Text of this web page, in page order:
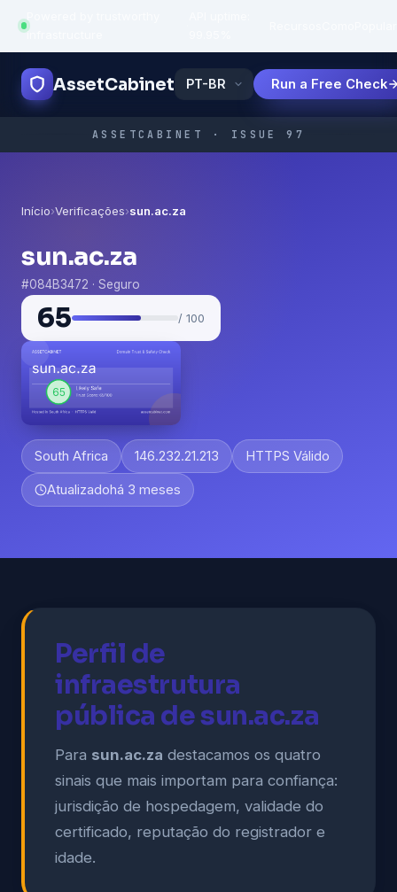
infrastructure
AssetCabinet Run a Free Check
ASSETCABINET · ISSUE 97
Início›Verificações›sun.ac.za
sun.ac.za
#084B3472 · Seguro
65 / 100
South Africa 146.232.21.213 HTTPS Válido
Atualizadohá 3 meses
Perfil de
infraestrutura
pública de sun.ac.za
Para sun.ac.za destacamos os quatro
sinais que mais importam para confiança:
jurisdição de hospedagem, validade do
certificado, reputação do registrador e
idade.